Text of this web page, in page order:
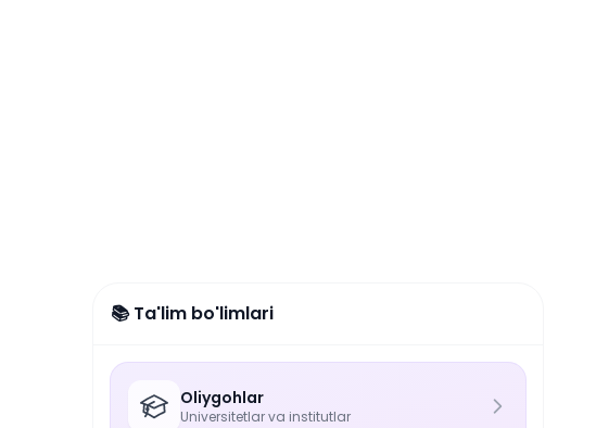
📚 Ta'lim bo'limlari
Oliygohlar
Universitetlar va institutlar